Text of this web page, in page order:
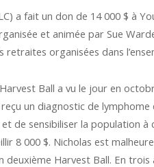
a fait un don de 14 000 $ à
et animée par Sue
organisées dans
Ball a vu le jour en
un diagnostic de lymphome
de sensibiliser la population
8 000 $. Nicholas est
Harvest Ball. En